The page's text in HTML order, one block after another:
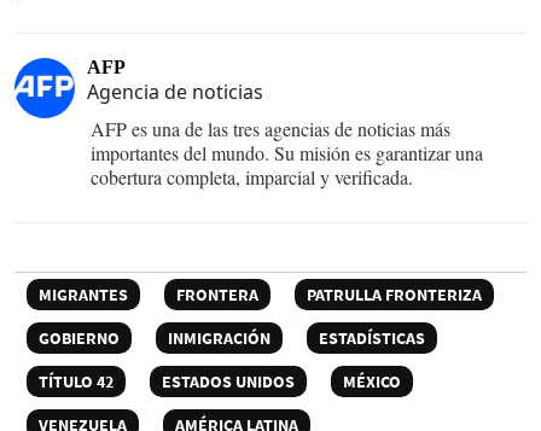
AFP
Agencia de noticias
AFP es una de las tres agencias de noticias más
importantes del mundo. Su misión es garantizar una
cobertura completa, imparcial y verificada.
MIGRANTES FRONTERA
PATRULLA FRONTERIZA
GOBIERNO
INMIGRACIÓN
ESTADÍSTICAS
TÍTULO 42
ESTADOS UNIDOS
MÉXICO
VENEZUELA
AMÉRICA LATINA